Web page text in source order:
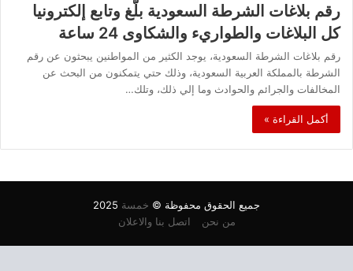
رقم بلاغات الشرطة السعودية بلّغ وتابع إلكترونيا
كل البلاغات والطواريء والشكاوى 24 ساعة
رقم بلاغات الشرطة السعودية، يوجد الكثير من المواطنين يبحثون عن رقم
الشرطة بالمملكة العربية السعودية، وذلك حتي يتمكنون من البحث عن
المخالفات والجرائم والحوادث وما إلي ذلك، وتلك…
أكمل القراءة »
جميع الحقوق محفوظة © خمسة
من نحن
اتصل بنا والاعلان